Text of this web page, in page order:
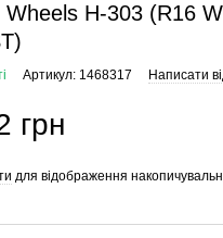
Wheels H-303 (R16
Артикул: 1468317 Написати
грн
для відображення